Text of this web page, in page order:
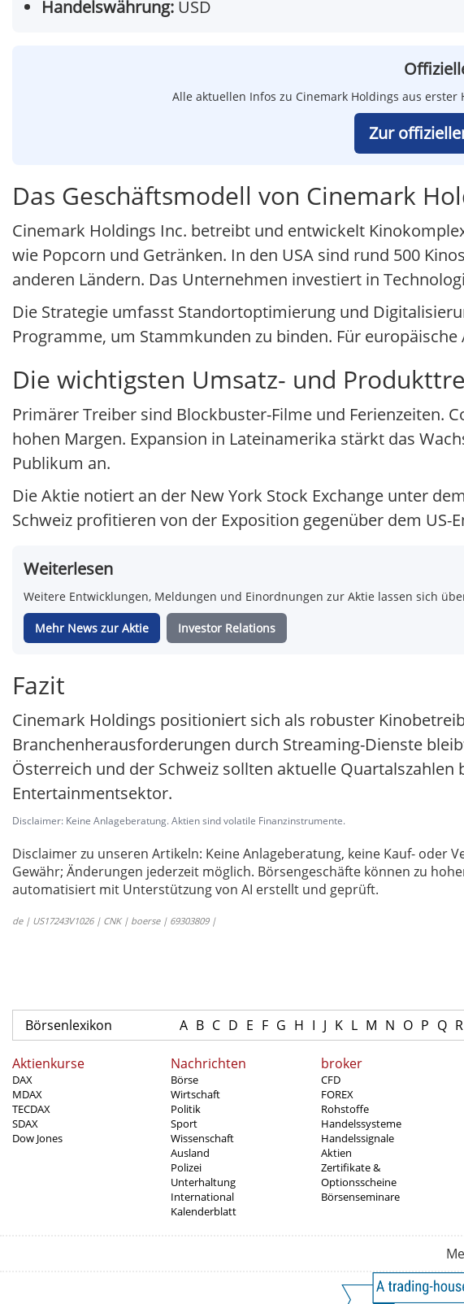
Handelswährung: USD
Alle aktuellen Infos zu Cinemark Holdings aus
Zur
Das Geschäftsmodell von Cinemark
Cinemark Holdings Inc. betreibt und entwickelt
wie Popcorn und Getränken. In den USA sind rund 500
anderen Ländern. Das Unternehmen investiert in
Die Strategie umfasst Standortoptimierung und
Programme, um Stammkunden zu binden. Für
Die wichtigsten Umsatz- und
Primärer Treiber sind Blockbuster-Filme und Ferienzeiten.
hohen Margen. Expansion in Lateinamerika stärkt das
Publikum an.
Die Aktie notiert an der New York Stock Exchange unter
Schweiz profitieren von der Exposition gegenüber dem US-
Weiterlesen
Weitere Entwicklungen, Meldungen und Einordnungen zur Aktie lassen sich
Mehr News zur Aktie Investor Relations
Fazit
Cinemark Holdings positioniert sich als robuster
Branchenherausforderungen durch Streaming-Dienste
Österreich und der Schweiz sollten aktuelle
Entertainmentsektor.
Disclaimer: Keine Anlageberatung. Aktien sind volatile Finanzinstrumente.
Disclaimer zu unseren Artikeln: Keine Anlageberatung, keine Kauf-
Gewähr; Änderungen jederzeit möglich. Börsengeschäfte können zu
automatisiert mit Unterstützung von AI erstellt und geprüft.
de | US17243V1026 | CNK | boerse | 69303809 |
Börsenlexikon A B C D E F G H I J K L M N O P Q R
Aktienkurse
DAX
MDAX
TECDAX
SDAX
Dow Jones
Nachrichten
Börse
Wirtschaft
Politik
Sport
Wissenschaft
Ausland
Polizei
Unterhaltung
International
Kalenderblatt
broker
CFD
FOREX
Rohstoffe
Handelssysteme
Handelssignale
Aktien
Zertifikate &
Optionsscheine
Börsenseminare